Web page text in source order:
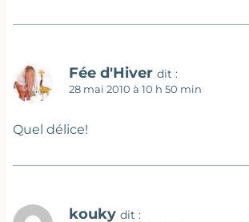
Fée d'Hiver dit :
28 mai 2010 à 10 h 50 min
Quel délice!
kouky dit :